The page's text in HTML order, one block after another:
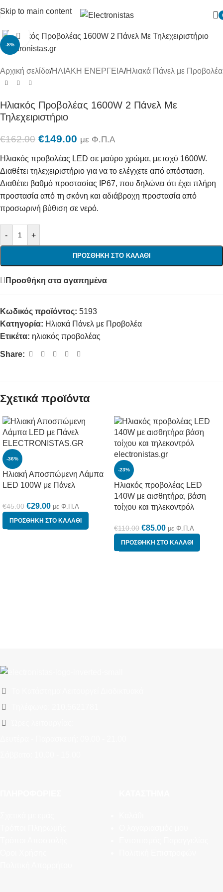
Skip to main content
-8%
Πατήστε για μεγένθυση
Αρχική σελίδα/ΗΛΙΑΚΗ ΕΝΕΡΓΕΙΑ/Ηλιακά Πάνελ με Προβολέα
Ηλιακός Προβολέας 1600W 2 Πάνελ Με
Τηλεχειριστήριο
€162.00 €149.00 με Φ.Π.Α
Ηλιακός προβολέας LED σε μαύρο χρώμα, με ισχύ 1600W.
Διαθέτει τηλεχειριστήριο για να το ελέγχετε από απόσταση.
Διαθέτει βαθμό προστασίας IP67, που δηλώνει ότι έχει πλήρη
προστασία από τη σκόνη και αδιάβροχη προστασία από
προσωρινή βύθιση σε νερό.
- +
ΠΡΟΣΘΉΚΗ ΣΤΟ ΚΑΛΆΘΙ
Προσθήκη στα αγαπημένα
Κωδικός προϊόντος: 5193
Κατηγορία: Ηλιακά Πάνελ με Προβολέα
Ετικέτα: ηλιακός προβολέας
Share:
Σχετικά προϊόντα
-36%
Ηλιακή Αποσπώμενη Λάμπα
LED 100W με Πάνελ
€45.00 €29.00 με Φ.Π.Α
ΠΡΟΣΘΉΚΗ ΣΤΟ ΚΑΛΆΘΙ
-23%
Ηλιακός προβολέας LED
140W με αισθητήρα, βάση
τοίχου και τηλεκοντρόλ
€110.00 €85.00 με Φ.Π.Α
ΠΡΟΣΘΉΚΗ ΣΤΟ ΚΑΛΆΘΙ